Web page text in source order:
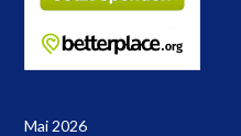
Mai 2026